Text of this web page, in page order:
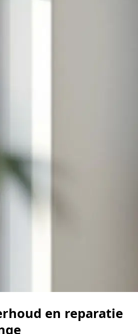
en reparatie